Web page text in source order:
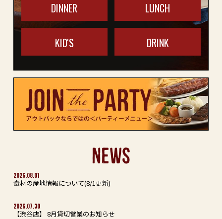
DINNER LUNCH
KID'S DRINK
NEWS
2026.08.01
食材の産地情報について(8/1更新)
2026.07.30
【渋谷店】 8月貸切営業のお知らせ